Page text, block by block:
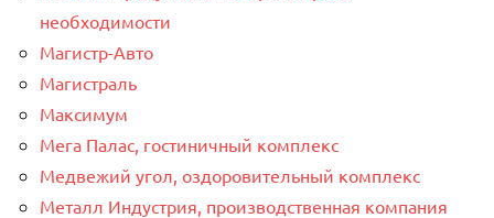
необходимости
Магистр-Авто
Магистраль
Максимум
Мега Палас, гостиничный комплекс
Медвежий угол, оздоровительный комплекс
Металл Индустрия, производственная компания